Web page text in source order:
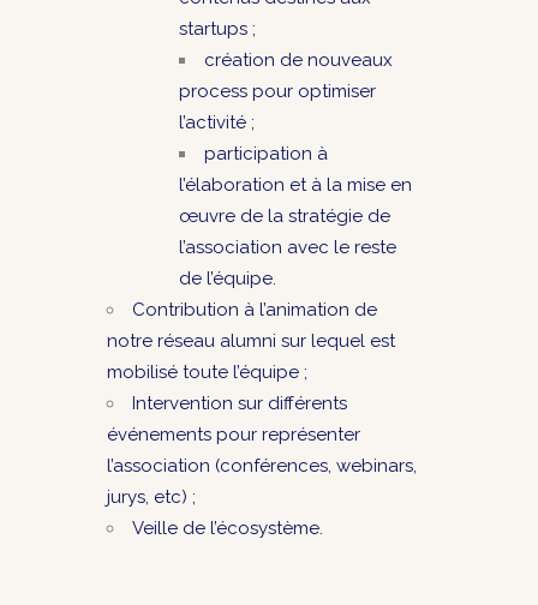
startups ;
création de nouveaux
process pour optimiser
l’activité ;
participation à
l’élaboration et à la mise en
œuvre de la stratégie de
l’association avec le reste
de l’équipe.
Contribution à l’animation de
notre réseau alumni sur lequel est
mobilisé toute l’équipe ;
Intervention sur différents
événements pour représenter
l’association (conférences, webinars,
jurys, etc) ;
Veille de l’écosystème.